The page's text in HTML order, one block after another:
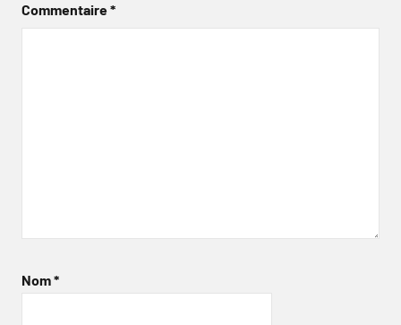
Commentaire*
Nom*